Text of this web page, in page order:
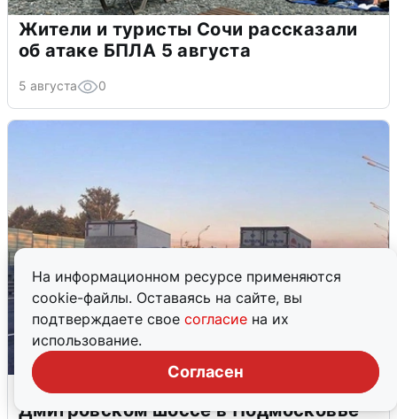
На информационном ресурсе применяются
cookie-файлы. Оставаясь на сайте, вы
подтверждаете свое согласие на их
использование.
Согласен
Жители и туристы Сочи рассказали
об атаке БПЛА 5 августа
5 августа 0
Пять машин столкнулись на
Дмитровском шоссе в Подмосковье